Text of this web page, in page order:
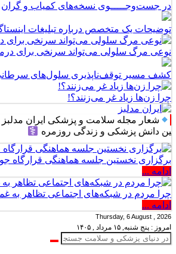
در جست‌وجـــــوی نسخه‌های کمیاب و گران
توضیحات یک متخصص درباره تبلیغات اینستاگرامی خداحافظی
نوعی مرگ سلولی می‌تواند سرنخی برای
کشف مسیر توقف‌ناپذیری سلول‌های سرطانی
چرا زن‌ها زیاد غر می‌زنند؟!
شعار مجله سلامت و پزشکی ایران مدلبز
پزشکی و زندگی روزمره
برگزاری نخستین جلسه هماهنگی قرارگاه
ادامه ...
چرا مردم در شبکه‌های اجتماعی تظاهر به
ادامه ...
Thursday, 6 August , 2026
امروز : پنج شنبه, ۱۵ مرداد , ۱۴۰۵